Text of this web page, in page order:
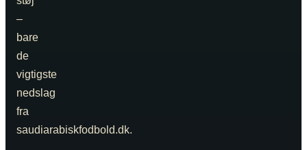
–
bare
de
vigtigste
nedslag
fra
saudiarabiskfodbold.dk.